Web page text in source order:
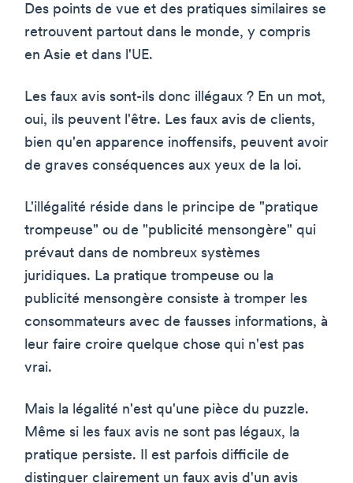
Des points de vue et des pratiques similaires se
retrouvent partout dans le monde, y compris
en Asie et dans l'UE.
Les faux avis sont-ils donc illégaux ? En un mot,
oui, ils peuvent l'être. Les faux avis de clients,
bien qu'en apparence inoffensifs, peuvent avoir
de graves conséquences aux yeux de la loi.
L'illégalité réside dans le principe de "pratique
trompeuse" ou de "publicité mensongère" qui
prévaut dans de nombreux systèmes
juridiques. La pratique trompeuse ou la
publicité mensongère consiste à tromper les
consommateurs avec de fausses informations, à
leur faire croire quelque chose qui n'est pas
vrai.
Mais la légalité n'est qu'une pièce du puzzle.
Même si les faux avis ne sont pas légaux, la
pratique persiste. Il est parfois difficile de
distinguer clairement un faux avis d'un avis